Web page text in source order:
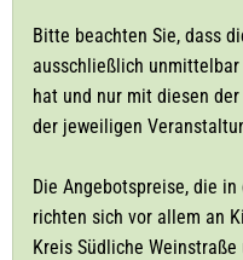
Bitte beachten Sie, dass
ausschließlich
hat und nur mit diesen
der jeweiligen
Die Angebotspreise, die
richten sich vor allem an
Kreis Südliche